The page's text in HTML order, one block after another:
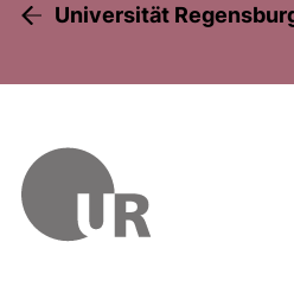
Universität